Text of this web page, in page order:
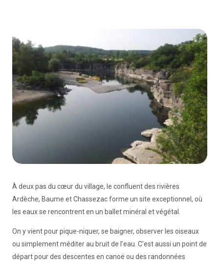
À deux pas du cœur du village, le confluent des rivières
Ardèche, Baume et Chassezac forme un site exceptionnel, où
les eaux se rencontrent en un ballet minéral et végétal.
On y vient pour pique-niquer, se baigner, observer les oiseaux
ou simplement méditer au bruit de l’eau. C’est aussi un point de
départ pour des descentes en canoë ou des randonnées